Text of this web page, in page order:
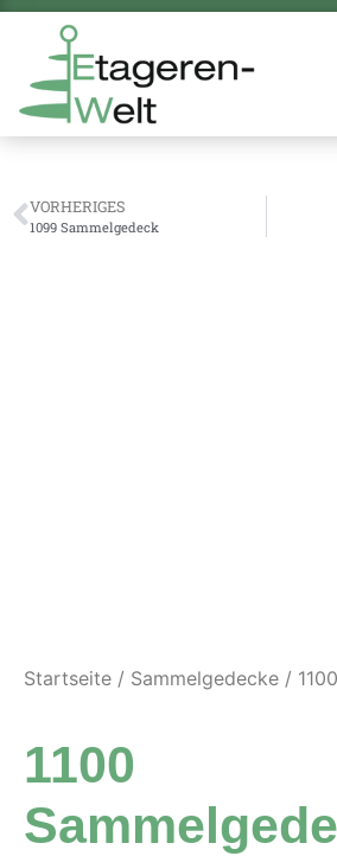
VORHERIGES
1099 Sammelgedeck
Startseite / Sammelgedecke /
1100